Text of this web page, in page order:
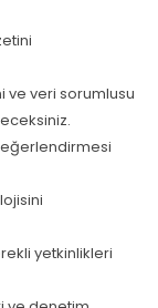
ve veri sorumlusu
yetkinlikleri